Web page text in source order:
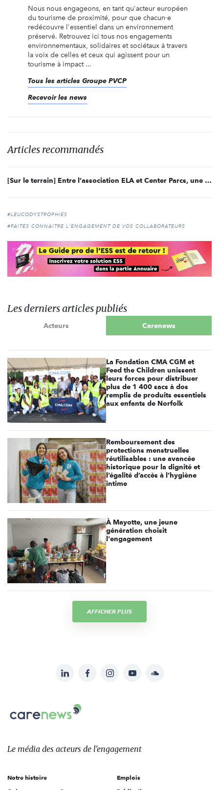
Nous nous engageons, en tant qu'acteur européen
du tourisme de proximité, pour que chacun·e
redécouvre l'essentiel dans un environnement
préservé. Retrouvez ici tous nos engagements
environnementaux, solidaires et sociétaux à travers
la voix de celles et ceux qui agissent pour un
tourisme à impact ...
Tous les articles Groupe PVCP
Recevoir les news
Articles recommandés
[Sur le terrain] Entre l'association ELA et Center Parcs, une confiance qui dure depuis 27 ans !
#LEUCODYSTROPHIES
#FAITES CONNAITRE L'ENGAGEMENT DE VOS COLLABORATEURS
Les derniers articles publiés
Acteurs Carenews
La Fondation CMA CGM et
Feed the Children unissent
leurs forces pour distribuer
plus de 1 400 sacs à dos
remplis de produits essentiels
aux enfants de Norfolk
Remboursement des
protections menstruelles
réutilisables : une avancée
historique pour la dignité et
l’égalité d’accès à l’hygiène
intime
À Mayotte, une jeune
génération choisit
l'engagement
AFFICHER PLUS
sur:
LinkedInFacebookInstagramYouTubeSoundcloud
Le
des
l'engagement
Le média des acteurs de l'engagement
Notre histoire
Emplois